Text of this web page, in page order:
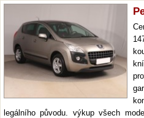
legálního původu. výkup všech